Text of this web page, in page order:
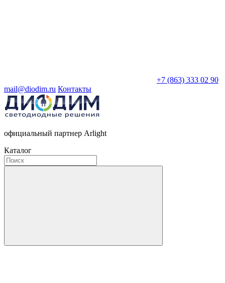
+7 (863) 333 02 90
mail@diodim.ru Контакты
официальный партнер Arlight
Каталог